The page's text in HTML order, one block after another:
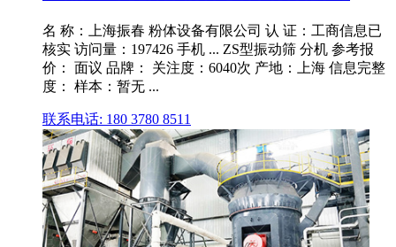
名 称：上海振春 粉体设备有限公司 认 证：工商信息已
核实 访问量：197426 手机 ... ZS型振动筛 分机 参考报
价： 面议 品牌： 关注度：6040次 产地：上海 信息完整
度： 样本：暂无 ...
联系电话: 180 3780 8511